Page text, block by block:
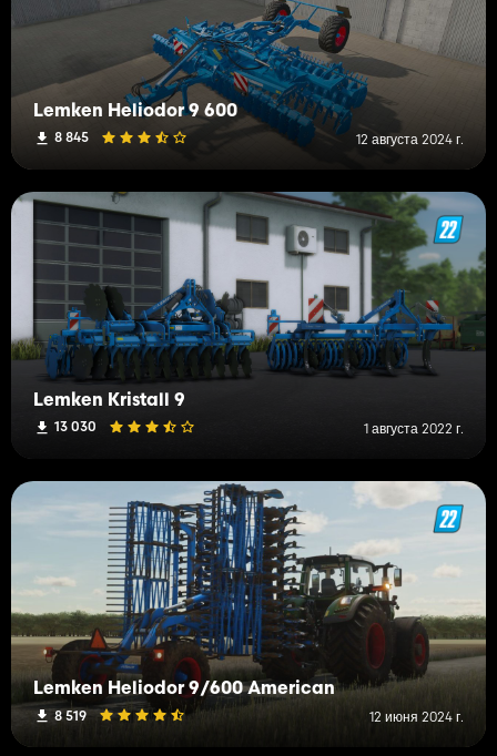
Lemken Heliodor 9 600
8 845 12 августа 2024 г.
Lemken Kristall 9
13 030 1 августа 2022 г.
Lemken Heliodor 9/600 American
8 519 12 июня 2024 г.